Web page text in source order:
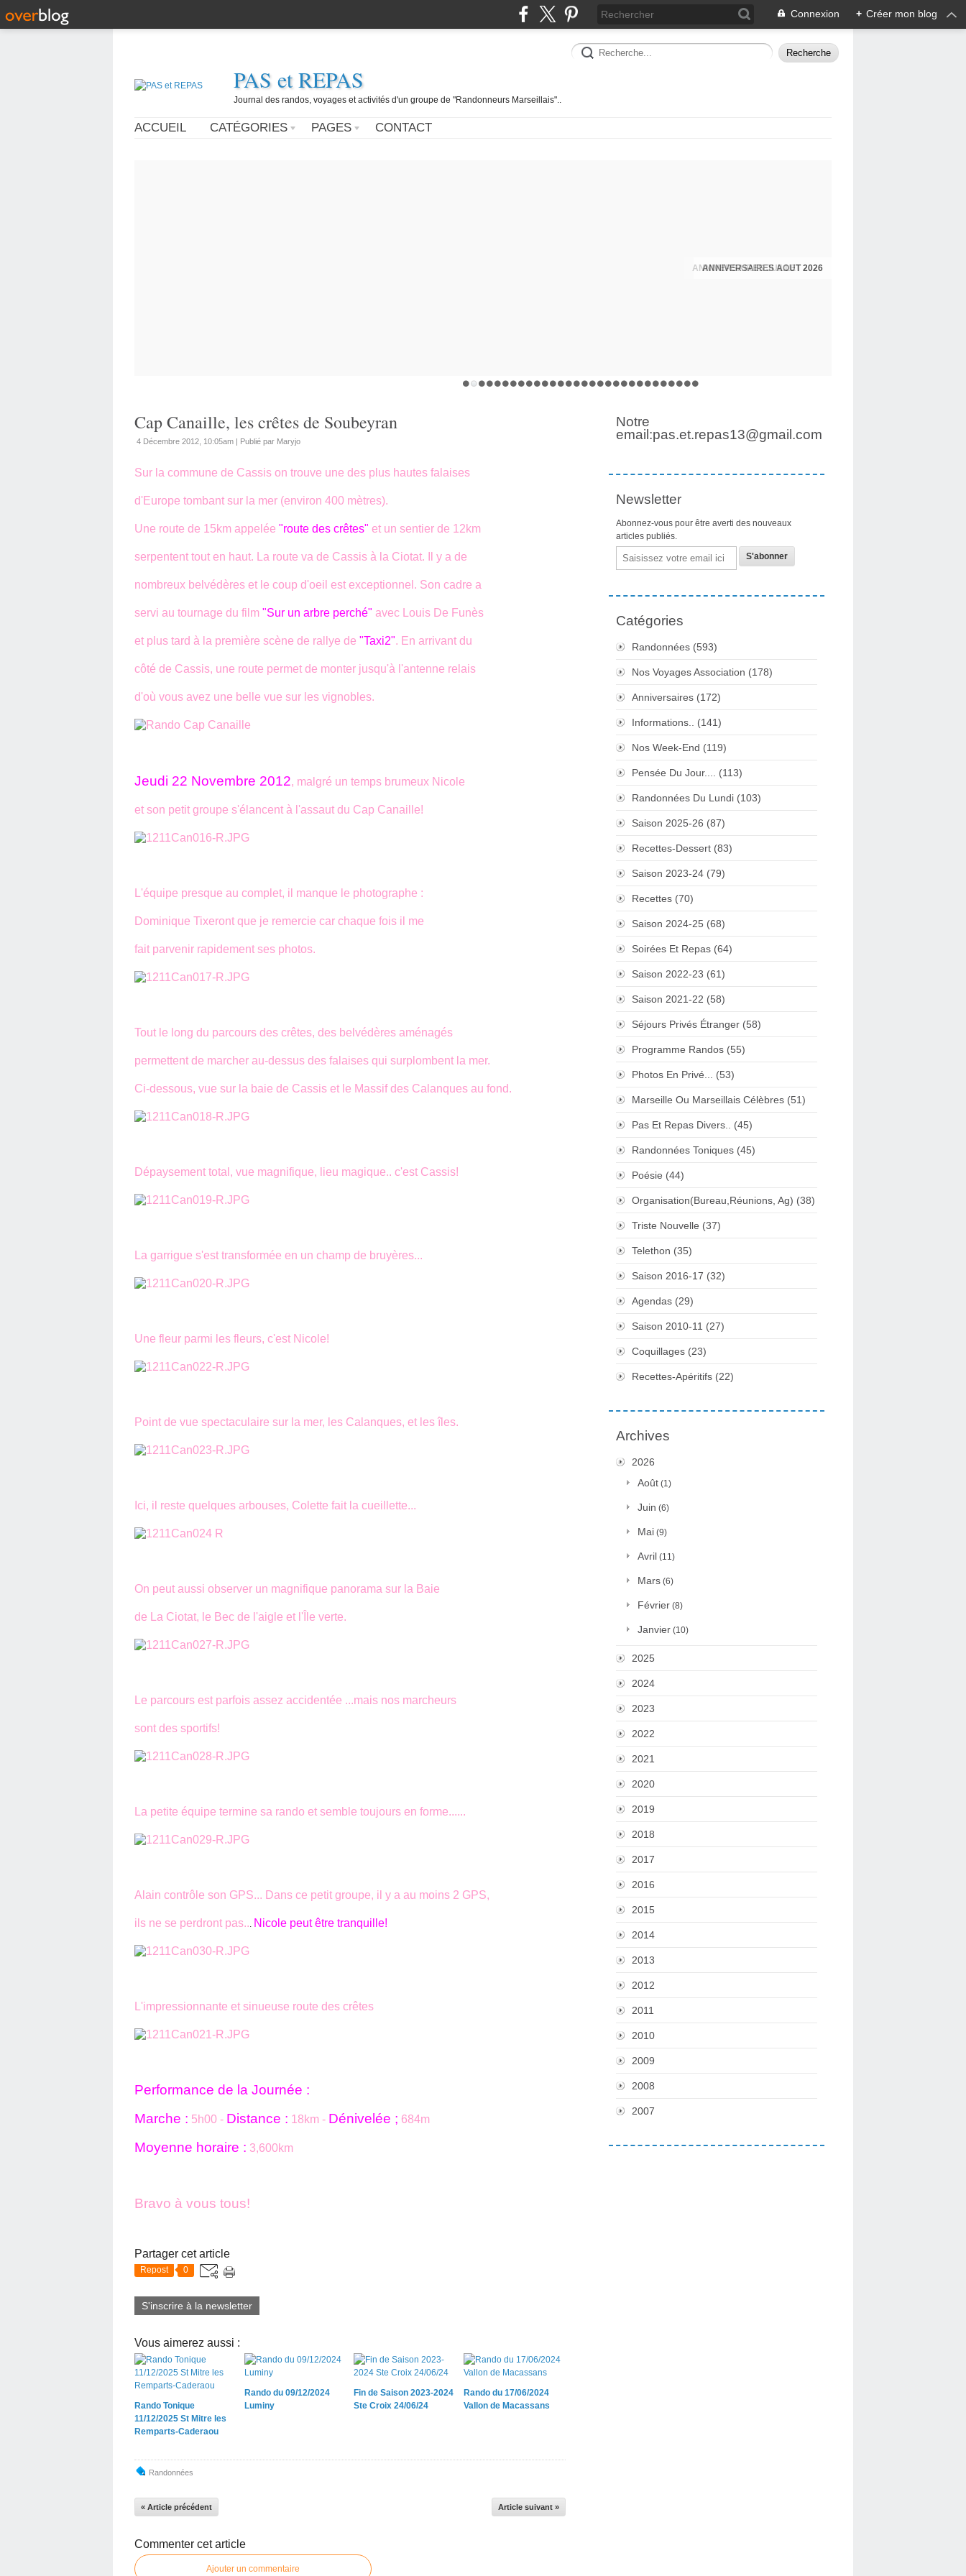
Connexion + Créer mon blog
PAS et REPAS
Journal des randos, voyages et activités d'un groupe de "Randonneurs Marseillais"..
ACCUEIL CATÉGORIES PAGES CONTACT
ANNIVERSAIRES JUILLET 2026
Cap Canaille, les crêtes de Soubeyran
4 Décembre 2012, 10:05am | Publié par Maryjo
Sur la commune de Cassis on trouve une des plus hautes falaises
d'Europe tombant sur la mer (environ 400 mètres).
Une route de 15km appelée "route des crêtes" et un sentier de 12km
serpentent tout en haut. La route va de Cassis à la Ciotat. Il y a de
nombreux belvédères et le coup d'oeil est exceptionnel. Son cadre a
servi au tournage du film "Sur un arbre perché" avec Louis De Funès
et plus tard à la première scène de rallye de "Taxi2". En arrivant du
côté de Cassis, une route permet de monter jusqu'à l'antenne relais
d'où vous avez une belle vue sur les vignobles.
Jeudi 22 Novembre 2012, malgré un temps brumeux Nicole
et son petit groupe s'élancent à l'assaut du Cap Canaille!
L'équipe presque au complet, il manque le photographe :
Dominique Tixeront que je remercie car chaque fois il me
fait parvenir rapidement ses photos.
Tout le long du parcours des crêtes, des belvédères aménagés
permettent de marcher au-dessus des falaises qui surplombent la mer.
Ci-dessous, vue sur la baie de Cassis et le Massif des Calanques au fond.
Dépaysement total, vue magnifique, lieu magique.. c'est Cassis!
La garrigue s'est transformée en un champ de bruyères...
Une fleur parmi les fleurs, c'est Nicole!
Point de vue spectaculaire sur la mer, les Calanques, et les îles.
Ici, il reste quelques arbouses, Colette fait la cueillette...
On peut aussi observer un magnifique panorama sur la Baie
de La Ciotat, le Bec de l'aigle et l'Île verte.
Le parcours est parfois assez accidentée ...mais nos marcheurs
sont des sportifs!
La petite équipe termine sa rando et semble toujours en forme......
Alain contrôle son GPS... Dans ce petit groupe, il y a au moins 2 GPS,
ils ne se perdront pas... Nicole peut être tranquille!
L'impressionnante et sinueuse route des crêtes
Performance de la Journée :
Marche : 5h00 - Distance : 18km - Dénivelée ; 684m
Moyenne horaire : 3,600km
Bravo à vous tous!
Partager cet article
Repost 0
S'inscrire à la newsletter
Vous aimerez aussi :
Rando Tonique
11/12/2025 St Mitre les
Remparts-Caderaou
Rando du 09/12/2024
Luminy
Fin de Saison 2023-2024
Ste Croix 24/06/24
Rando du 17/06/2024
Vallon de Macassans
Randonnées
« Article précédent Article suivant »
Commenter cet article
Ajouter un commentaire
Notre
email:pas.et.repas13@gmail.com
Newsletter
Abonnez-vous pour être averti des nouveaux
articles publiés.
Email
Catégories
Randonnées (593)
Nos Voyages Association (178)
Anniversaires (172)
Informations.. (141)
Nos Week-End (119)
Pensée Du Jour.... (113)
Randonnées Du Lundi (103)
Saison 2025-26 (87)
Recettes-Dessert (83)
Saison 2023-24 (79)
Recettes (70)
Saison 2024-25 (68)
Soirées Et Repas (64)
Saison 2022-23 (61)
Saison 2021-22 (58)
Séjours Privés Étranger (58)
Programme Randos (55)
Photos En Privé... (53)
Marseille Ou Marseillais Célèbres (51)
Pas Et Repas Divers.. (45)
Randonnées Toniques (45)
Poésie (44)
Organisation(Bureau,Réunions, Ag) (38)
Triste Nouvelle (37)
Telethon (35)
Saison 2016-17 (32)
Agendas (29)
Saison 2010-11 (27)
Coquillages (23)
Recettes-Apéritifs (22)
Archives
2026
Août (1)
Juin (6)
Mai (9)
Avril (11)
Mars (6)
Février (8)
Janvier (10)
2025
2024
2023
2022
2021
2020
2019
2018
2017
2016
2015
2014
2013
2012
2011
2010
2009
2008
2007